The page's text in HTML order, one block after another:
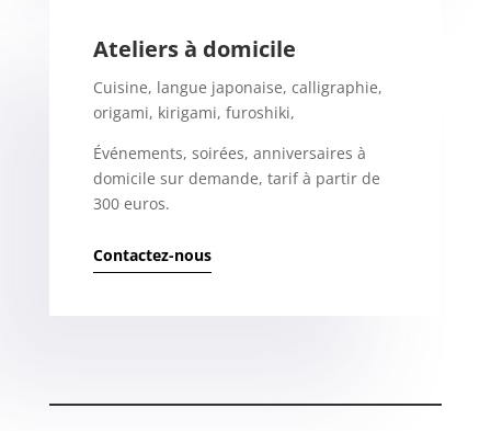
Ateliers à domicile
Cuisine, langue japonaise, calligraphie,
origami, kirigami, furoshiki,
Événements, soirées, anniversaires à
domicile sur demande, tarif à partir de
300 euros.
Contactez-nous